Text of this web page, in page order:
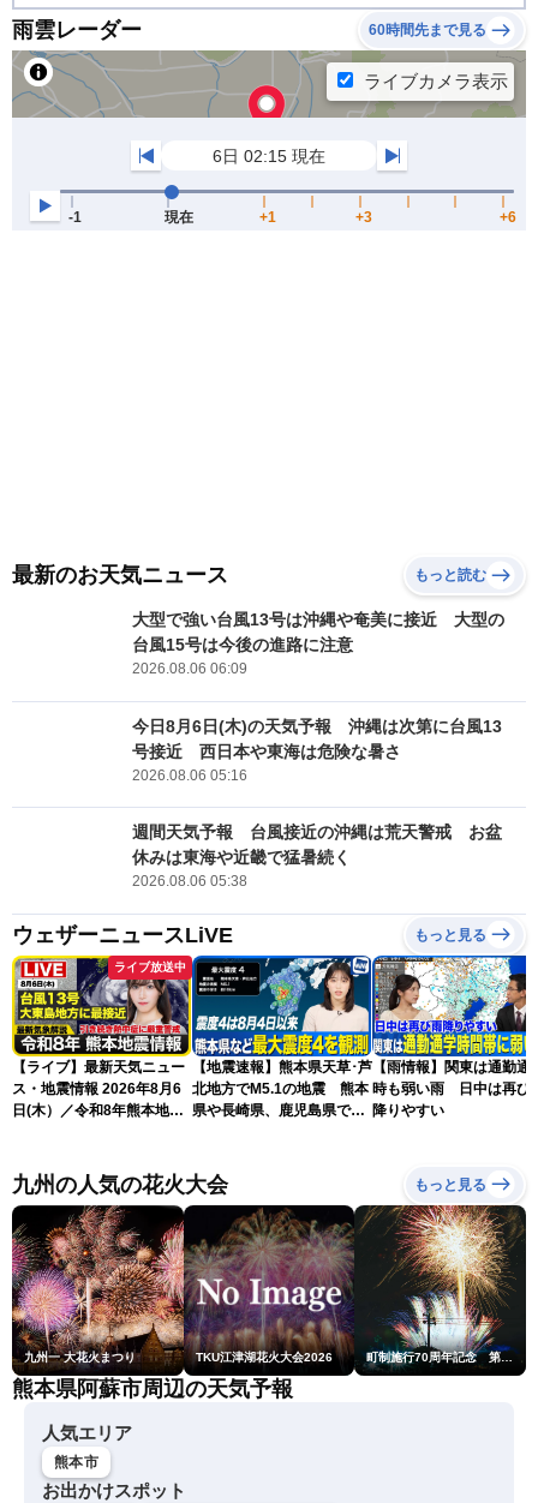
雨雲レーダー 60時間先まで見る
最新のお天気ニュース もっと読む
大型で強い台風13号は沖縄や奄美に接近 大型の
台風15号は今後の進路に注意
2026.08.06 06:09
今日8月6日(木)の天気予報 沖縄は次第に台風13
号接近 西日本や東海は危険な暑さ
2026.08.06 05:16
週間天気予報 台風接近の沖縄は荒天警戒 お盆
休みは東海や近畿で猛暑続く
2026.08.06 05:38
ウェザーニュースLiVE もっと見る
ライブ放送中
【ライブ】最新天気ニュー
ス・地震情報 2026年8月6
日(木）／令和8年熊本地震
戒 〈ウェザーニュースLiVE
コーヒータイム・魚住茉由
／山口剛央〉
【地震速報】熊本県天草･芦
北地方でM5.1の地震 熊本
県や長崎県、鹿児島県で震
【雨情報】関東は通勤通
時も弱い雨 日中は再び
降りやすい
九州の人気の花火大会 もっと見る
九州一 大花火まつり TKU江津湖花火大会2026
熊本県阿蘇市周辺の天気予報
人気エリア
熊本市
お出かけスポット